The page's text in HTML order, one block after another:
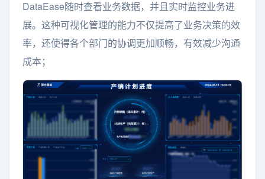
DataEase随时查看业务数据，并且实时监控业务进
展。这种可视化管理的能力不仅提高了业务决策的效
率，还使得各个部门的协调更加顺畅，有效减少沟通
成本；